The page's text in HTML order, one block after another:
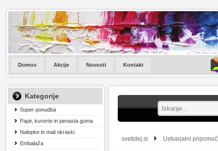
Domov Akcije Novosti Kontakt
Kategorije
Super ponudba
Papir, kuverte in penasta guma
Nalepke in mali okraski
Embalaža
svetidej.si Ustvarjalni